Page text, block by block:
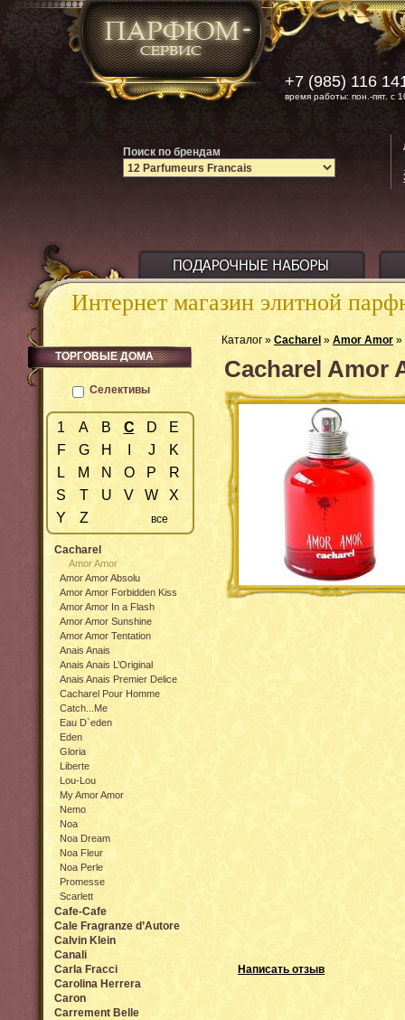
Интернет магазин элитной
Каталог » Cacharel » Amor Amor »
Cacharel Amor
Написать отзыв
ТОРГОВЫЕ ДОМА
Селективы
1 A B C D
E
F
G H J
K
L
M N O P
R
S
T U V W
X
Y
Z все
Cacharel
Amor Amor
Amor Amor Absolu
Amor Amor Forbidden Kiss
Amor Amor In a Flash
Amor Amor Sunshine
Amor Amor Tentation
Anais Anais
Anais Anais L’Original
Anais Anais Premier Delice
Cacharel Pour Homme
Catch...Me
Eau D`eden
Eden
Gloria
Liberte
Lou-Lou
My Amor Amor
Nemo
Noa
Noa Dream
Noa Fleur
Noa Perle
Promesse
Scarlett
Cafe-Cafe
Cale Fragranze d’Autore
Calvin Klein
Canali
Carla Fracci
Carolina Herrera
Caron
Carrement Belle
+7 (985) 116
время работы: пон.-пят. с
Поиск по брендам